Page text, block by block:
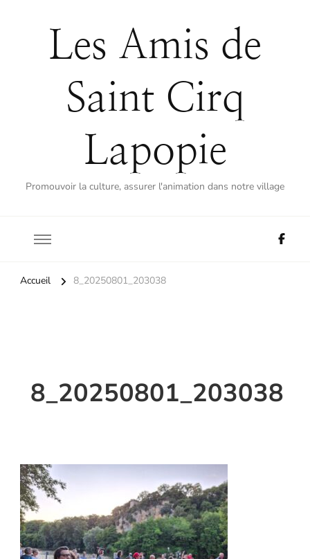
Les Amis de
Saint Cirq
Lapopie
Promouvoir la culture, assurer l'animation dans notre village
Accueil 8_20250801_203038
8_20250801_203038